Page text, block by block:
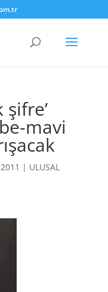
mavi
| ULUSAL